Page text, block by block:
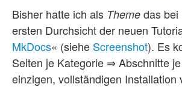
Bisher hatte ich als Theme das bei
ersten Durchsicht der neuen
MkDocs« (siehe Screenshot). Es
Seiten je Kategorie ⇒ Abschnitte
einzigen, vollständigen Installation